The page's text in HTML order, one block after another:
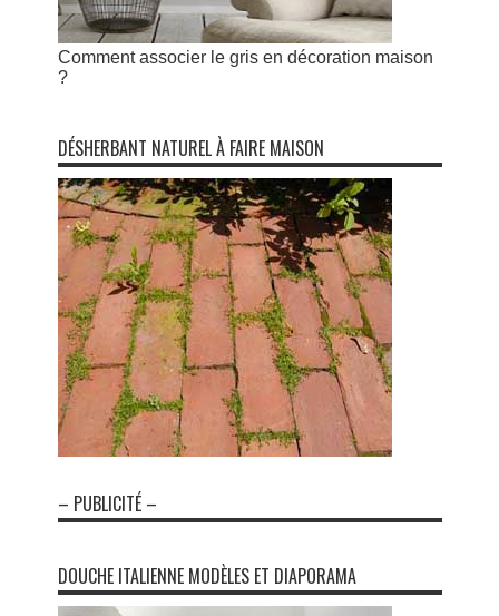
Comment associer le gris en décoration maison
?
DÉSHERBANT NATUREL À FAIRE MAISON
– PUBLICITÉ –
DOUCHE ITALIENNE MODÈLES ET DIAPORAMA